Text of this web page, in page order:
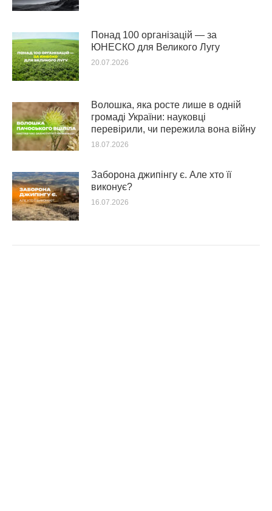
Понад 100 організацій — за
ЮНЕСКО для Великого Лугу
20.07.2026
Волошка, яка росте лише в одній
громаді України: науковці
перевірили, чи пережила вона війну
18.07.2026
Заборона джипінгу є. Але хто її
виконує?
16.07.2026